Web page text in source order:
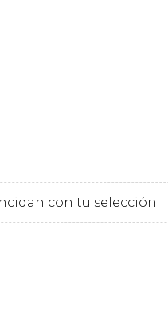
con tu selección.